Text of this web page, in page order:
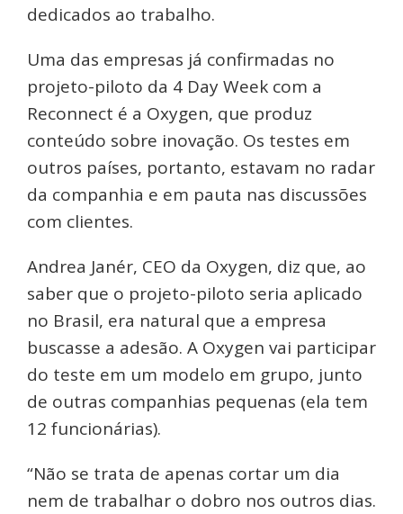
dedicados ao trabalho.
Uma das empresas já confirmadas no
projeto-piloto da 4 Day Week com a
Reconnect é a Oxygen, que produz
conteúdo sobre inovação. Os testes em
outros países, portanto, estavam no radar
da companhia e em pauta nas discussões
com clientes.
Andrea Janér, CEO da Oxygen, diz que, ao
saber que o projeto-piloto seria aplicado
no Brasil, era natural que a empresa
buscasse a adesão. A Oxygen vai participar
do teste em um modelo em grupo, junto
de outras companhias pequenas (ela tem
12 funcionárias).
“Não se trata de apenas cortar um dia
nem de trabalhar o dobro nos outros dias.